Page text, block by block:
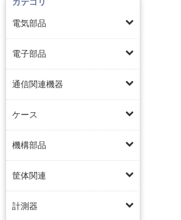
電気部品
電子部品
通信関連機器
ケース
機構部品
筐体関連
計測器